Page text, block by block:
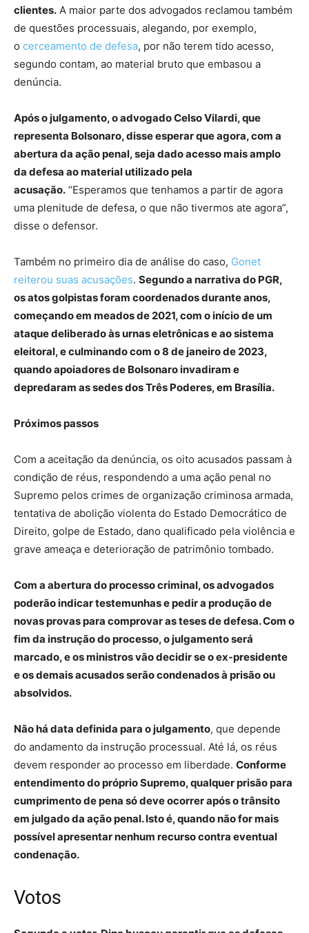
clientes. A maior parte dos advogados reclamou também
de questões processuais, alegando, por exemplo,
o cerceamento de defesa, por não terem tido acesso,
segundo contam, ao material bruto que embasou a
denúncia.
Após o julgamento, o advogado Celso Vilardi, que
representa Bolsonaro, disse esperar que agora, com a
abertura da ação penal, seja dado acesso mais amplo
da defesa ao material utilizado pela
acusação. “Esperamos que tenhamos a partir de agora
uma plenitude de defesa, o que não tivermos ate agora”,
disse o defensor.
Também no primeiro dia de análise do caso, Gonet
reiterou suas acusações. Segundo a narrativa do PGR,
os atos golpistas foram coordenados durante anos,
começando em meados de 2021, com o início de um
ataque deliberado às urnas eletrônicas e ao sistema
eleitoral, e culminando com o 8 de janeiro de 2023,
quando apoiadores de Bolsonaro invadiram e
depredaram as sedes dos Três Poderes, em Brasília.
Próximos passos
Com a aceitação da denúncia, os oito acusados passam à
condição de réus, respondendo a uma ação penal no
Supremo pelos crimes de organização criminosa armada,
tentativa de abolição violenta do Estado Democrático de
Direito, golpe de Estado, dano qualificado pela violência e
grave ameaça e deterioração de patrimônio tombado.
Com a abertura do processo criminal, os advogados
poderão indicar testemunhas e pedir a produção de
novas provas para comprovar as teses de defesa. Com o
fim da instrução do processo, o julgamento será
marcado, e os ministros vão decidir se o ex-presidente
e os demais acusados serão condenados à prisão ou
absolvidos.
Não há data definida para o julgamento, que depende
do andamento da instrução processual. Até lá, os réus
devem responder ao processo em liberdade. Conforme
entendimento do próprio Supremo, qualquer prisão para
cumprimento de pena só deve ocorrer após o trânsito
em julgado da ação penal. Isto é, quando não for mais
possível apresentar nenhum recurso contra eventual
condenação.
Votos